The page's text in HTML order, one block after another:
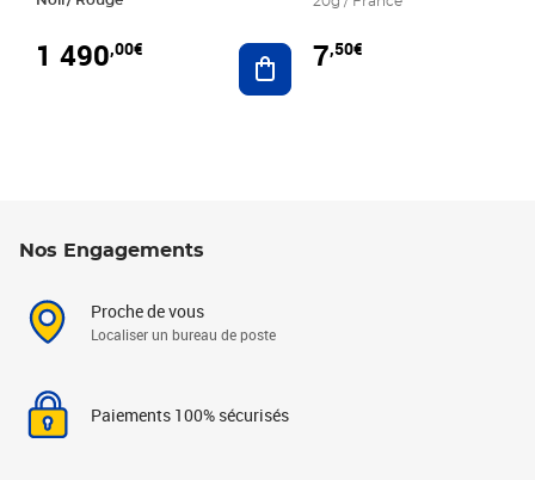
1 490,00€ Ajouter au panier
7,50€
Nos Engagements
Proche de vous
Localiser un bureau de poste
Paiements 100% sécurisés